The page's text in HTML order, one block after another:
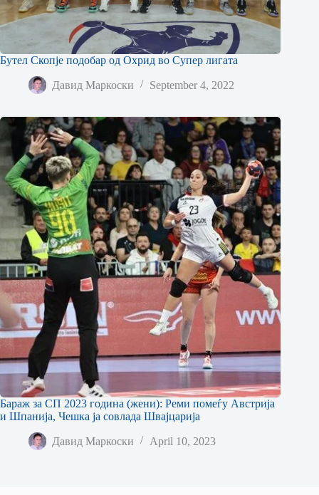
Бутел Скопје подобар од Охрид во Супер лигата
Давид Маркоски September 4, 2022
Бараж за СП 2023 година (жени): Реми помеѓу Австрија
и Шпанија, Чешка ја совлада Швајцарија
Давид Маркоски April 10, 2023